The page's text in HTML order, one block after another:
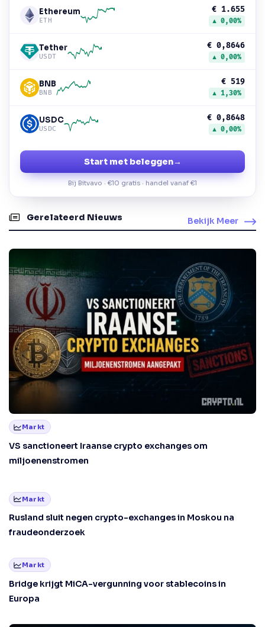
Ethereum
ETH
€ 1.655
▲ 0,00%
Tether
USDT
€ 0,8646
▲ 0,00%
BNB
BNB
€ 519
▲ 1,30%
USDC
USDC
€ 0,8648
▲ 0,00%
Start met beleggen→
Bij Bitvavo · €10 gratis · handel vanaf €1
Gerelateerd Nieuws Bekijk Meer
Markt
VS sanctioneert Iraanse crypto exchanges om
miljoenenstromen
Markt
Rusland sluit negen crypto-exchanges in Moskou na
fraudeonderzoek
Markt
Bridge krijgt MiCA-vergunning voor stablecoins in
Europa